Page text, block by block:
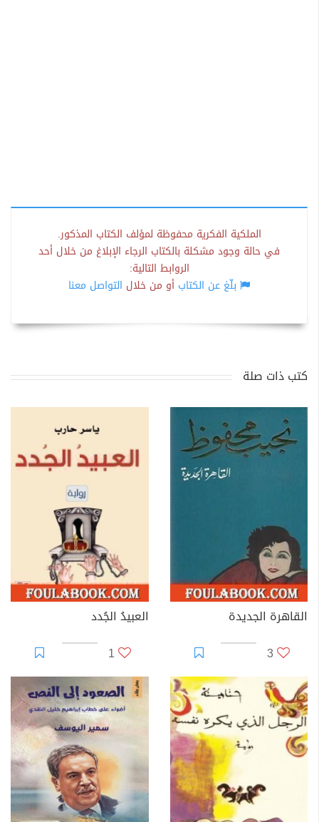
الملكية الفكرية محفوظة لمؤلف الكتاب المذكور.
في حالة وجود مشكلة بالكتاب الرجاء الإبلاغ من خلال أحد
الروابط التالية:
بلّغ عن الكتاب أو من خلال التواصل معنا
كتب ذات صلة
القاهرة الجديدة
3
العبيدُ الجُدد
1